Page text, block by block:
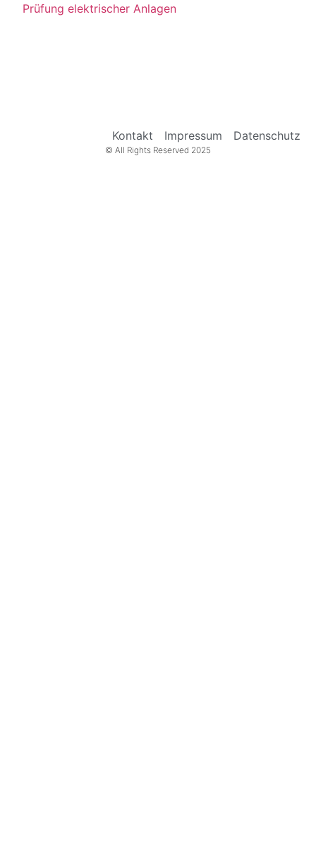
Prüfung elektrischer Anlagen
Kontakt Impressum Datenschutz
© All Rights Reserved 2025